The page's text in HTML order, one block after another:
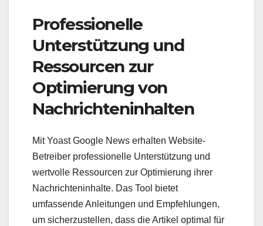
Professionelle
Unterstützung und
Ressourcen zur
Optimierung von
Nachrichteninhalten
Mit Yoast Google News erhalten Website-
Betreiber professionelle Unterstützung und
wertvolle Ressourcen zur Optimierung ihrer
Nachrichteninhalte. Das Tool bietet
umfassende Anleitungen und Empfehlungen,
um sicherzustellen, dass die Artikel optimal für